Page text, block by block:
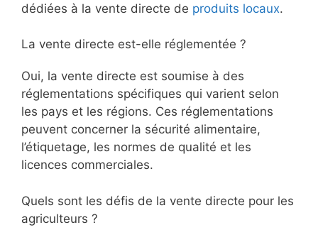
dédiées à la vente directe de produits locaux.
La vente directe est-elle réglementée ?
Oui, la vente directe est soumise à des
réglementations spécifiques qui varient selon
les pays et les régions. Ces réglementations
peuvent concerner la sécurité alimentaire,
l’étiquetage, les normes de qualité et les
licences commerciales.
Quels sont les défis de la vente directe pour les
agriculteurs ?